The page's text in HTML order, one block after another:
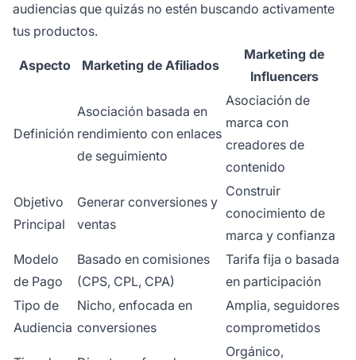
audiencias que quizás no estén buscando activamente
tus productos.
Aspecto Marketing de Afiliados
Marketing de
Influencers
Definición
Asociación basada en
rendimiento con enlaces
de seguimiento
Asociación de
marca con
creadores de
contenido
Objetivo
Principal
Generar conversiones y
ventas
Construir
conocimiento de
marca y confianza
Modelo
de Pago
Basado en comisiones
(CPS, CPL, CPA)
Tarifa fija o basada
en participación
Tipo de
Audiencia
Nicho, enfocada en
conversiones
Amplia, seguidores
comprometidos
Orgánico,